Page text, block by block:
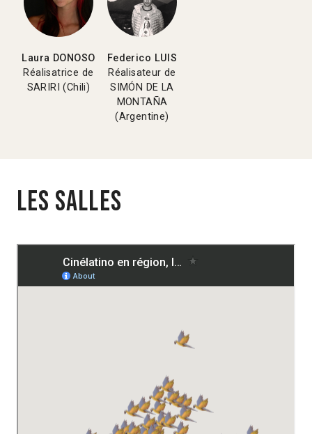
Laura DONOSO
Réalisatrice de
SARIRI (Chili)
Federico LUIS
Réalisateur de
SIMÓN DE LA
MONTAÑA
(Argentine)
Les salles